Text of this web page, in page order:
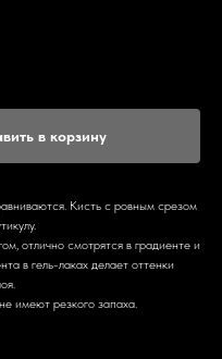
в корзину
Кисть с ровным срезом
отлично смотрятся в градиенте и
в гель-лаках делает оттенки
имеют резкого запаха.